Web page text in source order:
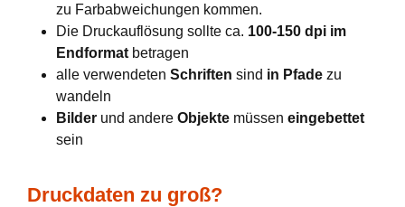
zu Farbabweichungen kommen.
Die Druckauflösung sollte ca. 100-150 dpi im
Endformat betragen
alle verwendeten Schriften sind in Pfade zu
wandeln
Bilder und andere Objekte müssen eingebettet
sein
Druckdaten zu groß?